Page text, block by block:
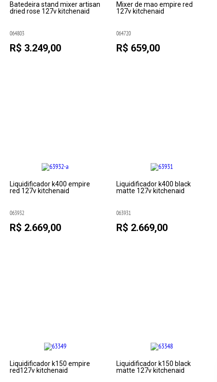
Batedeira stand mixer artisan
dried rose 127v kitchenaid
064803
R$ 3.249,00
Mixer de mao empire red
127v kitchenaid
064720
R$ 659,00
Liquidificador k400 empire
red 127v kitchenaid
063932
R$ 2.669,00
Liquidificador k400 black
matte 127v kitchenaid
063931
R$ 2.669,00
Liquidificador k150 empire
red127v kitchenaid
Liquidificador k150 black
matte 127v kitchenaid